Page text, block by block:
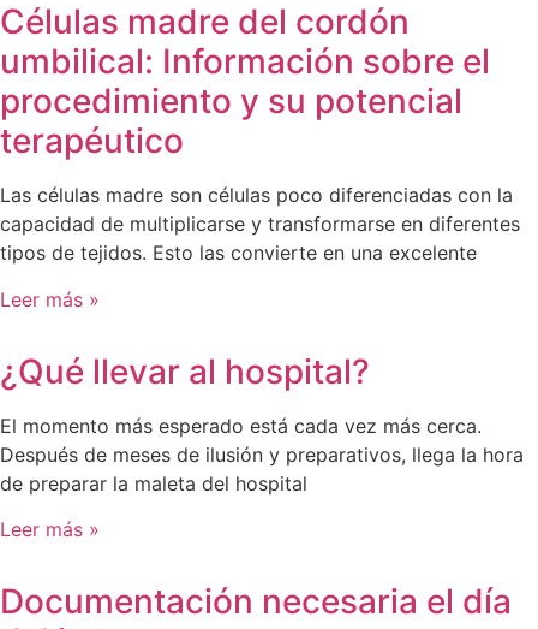
Células madre del cordón
umbilical: Información sobre el
procedimiento y su potencial
terapéutico
Las células madre son células poco diferenciadas con la
capacidad de multiplicarse y transformarse en diferentes
tipos de tejidos. Esto las convierte en una excelente
Leer más »
¿Qué llevar al hospital?
El momento más esperado está cada vez más cerca.
Después de meses de ilusión y preparativos, llega la hora
de preparar la maleta del hospital
Leer más »
Documentación necesaria el día